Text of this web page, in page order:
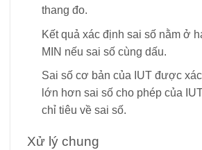
thang đo.
Kết quả xác định sai số nằm ở
MIN nếu sai số cùng dấu.
Sai số cơ bản của IUT được
lớn hơn sai số cho phép của
chỉ tiêu về sai số.
Xử lý chung